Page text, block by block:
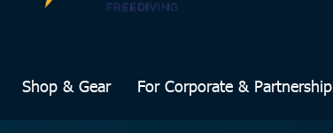
Shop & Gear For Corporate & Partnership